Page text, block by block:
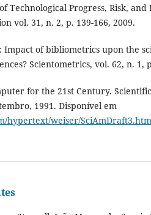
Technological Progress, Risk, and
vol. 31, n. 2, p. 139-166, 2009.
Impact of bibliometrics upon the
Scientometrics, vol. 62, n. 1,
for the 21st Century.
1991. Disponível em
hypertext/weiser/